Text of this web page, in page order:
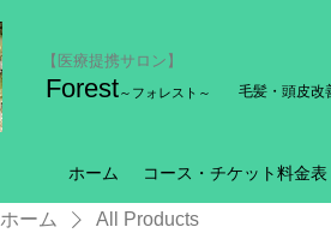
Forest～フォレスト～ 毛髪・頭皮改
【医療提携サロン】
ホーム コース・チケット料金表
ホーム All Products